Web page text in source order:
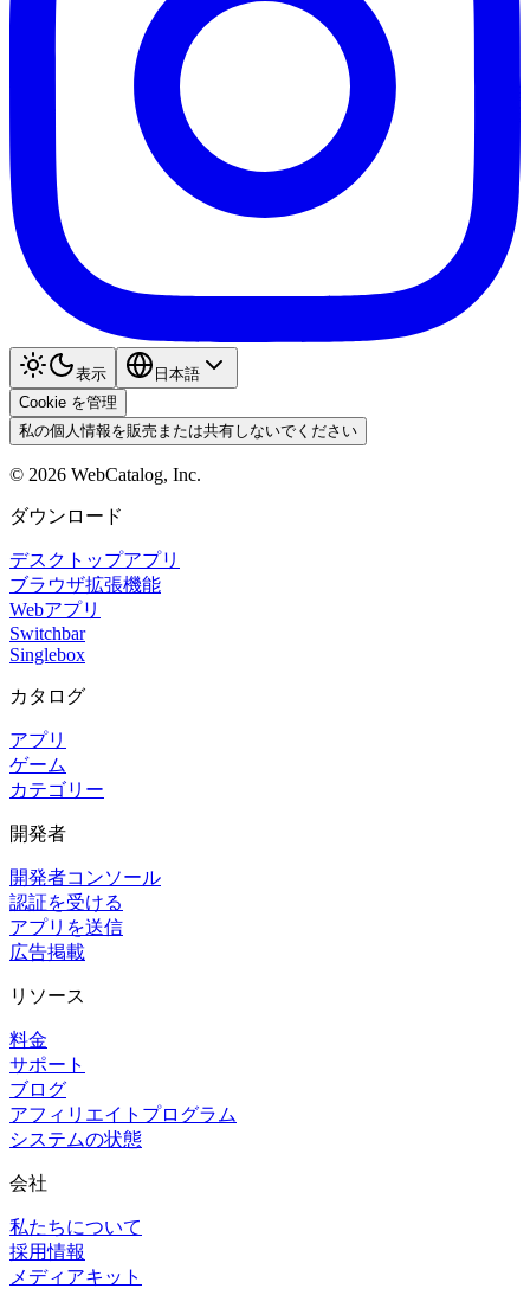
表示
日本語
Cookie を管理
私の個人情報を販売または共有しないでください
© 2026 WebCatalog, Inc.
ダウンロード
デスクトップアプリ
ブラウザ拡張機能
Webアプリ
Switchbar
Singlebox
カタログ
アプリ
ゲーム
カテゴリー
開発者
開発者コンソール
認証を受ける
アプリを送信
広告掲載
リソース
料金
サポート
ブログ
アフィリエイトプログラム
システムの状態
会社
私たちについて
採用情報
メディアキット